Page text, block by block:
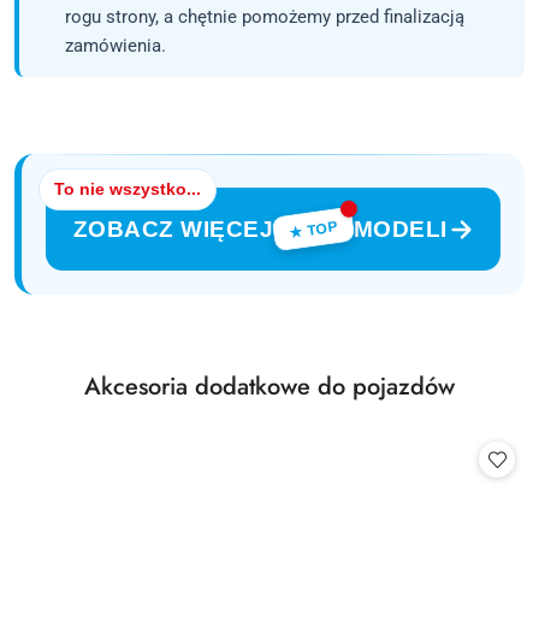
rogu strony, a chętnie pomożemy przed finalizacją
zamówienia.
To nie wszystko...
ZOBACZ WIĘCEJ ★ TOP MODELI
Pomiń karuzelę produktów
Produkty
Akcesoria dodatkowe do pojazdów